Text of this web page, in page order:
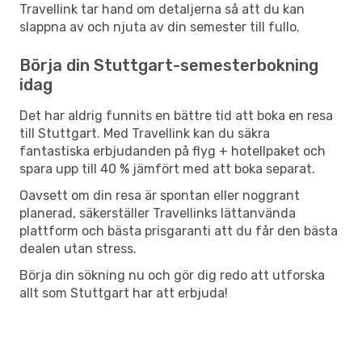
Travellink tar hand om detaljerna så att du kan
slappna av och njuta av din semester till fullo.
Börja din Stuttgart-semesterbokning
idag
Det har aldrig funnits en bättre tid att boka en resa
till Stuttgart. Med Travellink kan du säkra
fantastiska erbjudanden på flyg + hotellpaket och
spara upp till 40 % jämfört med att boka separat.
Oavsett om din resa är spontan eller noggrant
planerad, säkerställer Travellinks lättanvända
plattform och bästa prisgaranti att du får den bästa
dealen utan stress.
Börja din sökning nu och gör dig redo att utforska
allt som Stuttgart har att erbjuda!